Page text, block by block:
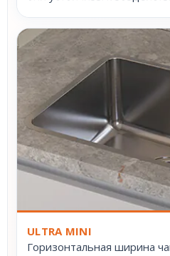
ULTRA MINI
Горизонтальная ширина